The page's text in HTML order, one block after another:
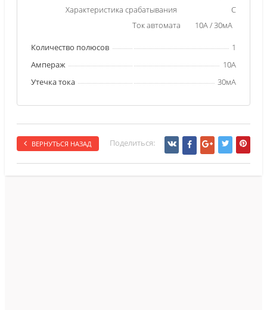
Характеристика срабатывания
C
Ток автомата
10А / 30мА
Количество полюсов
1
Ампераж
10А
Утечка тока
30мА
ВЕРНУТЬСЯ НАЗАД Поделиться: